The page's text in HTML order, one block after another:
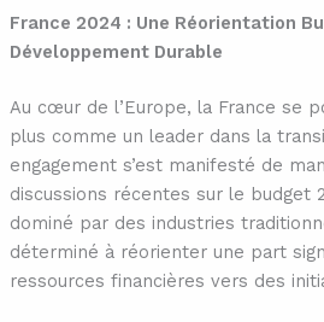
France 2024 : Une Réorientation
Développement Durable
Au cœur de l’Europe, la France se
plus comme un leader dans la
engagement s’est manifesté de
discussions récentes sur le budget
dominé par des industries
déterminé à réorienter une part
ressources financières vers des